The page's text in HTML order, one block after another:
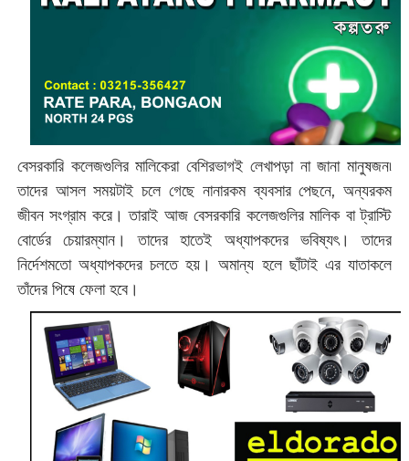
বেসরকারি কলেজগুলির মালিকেরা বেশিরভাগই লেখাপড়া না জানা মানুষজন৷
তাদের আসল সময়টাই চলে গেছে নানারকম ব্যবসার পেছনে, অন্যরকম
জীবন সংগ্রাম করে। তারাই আজ বেসরকারি কলেজগুলির মালিক বা ট্রাস্টি
বোর্ডের চেয়ারম্যান। তাদের হাতেই অধ্যাপকদের ভবিষ্যৎ। তাদের
নির্দেশমতো অধ্যাপকদের চলতে হয়। অমান্য হলে ছাঁটাই এর যাতাকলে
তাঁদের পিষে ফেলা হবে।